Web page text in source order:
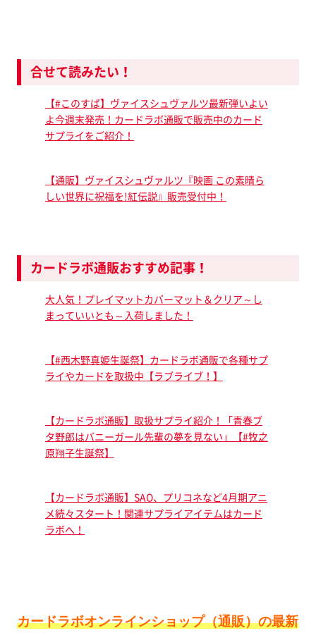
合せて読みたい！
【#このすば】ヴァイスシュヴァルツ最新弾いよい
よ今週末発売！カードラボ通販で販売中のカード
サプライをご紹介！
【通販】ヴァイスシュヴァルツ『映画 この素晴ら
しい世界に祝福を!紅伝説』販売受付中！
カードラボ通販おすすめ記事！
大人気！プレイマットカバーマット＆クリア～し
まっていいとも～入荷しました！
【#西木野真姫生誕祭】カードラボ通販で各種サプ
ライやカードを取扱中【ラブライブ！】
【カードラボ通販】取扱サプライ紹介！「青春ブ
タ野郎はバニーガール先輩の夢を見ない」【#牧之
原翔子生誕祭】
【カードラボ通販】SAO、プリコネなど4月期アニ
メ続々スタート！関連サプライアイテムはカード
ラボへ！
カードラボオンラインショップ（通販）の最新